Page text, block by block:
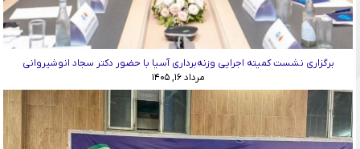
برگزاری نشست کمیته اجرایی وزنه‌برداری آسیا با حضور دکتر سجاد انوشیروانی
مرداد ۱۶, ۱۴۰۵